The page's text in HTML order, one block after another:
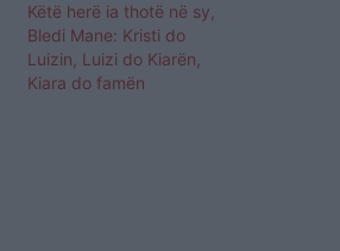
Këtë herë ia thotë në sy,
Bledi Mane: Kristi do
Luizin, Luizi do Kiarën,
Kiara do famën